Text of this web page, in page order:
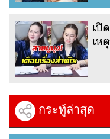
เปิ
เห
กระทู้ล่าสุด